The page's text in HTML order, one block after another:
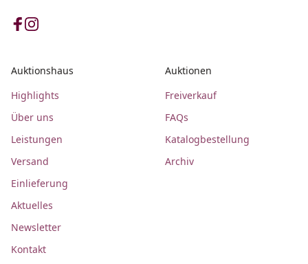
Auktionshaus
Highlights
Über uns
Leistungen
Versand
Einlieferung
Aktuelles
Newsletter
Kontakt
Auktionen
Freiverkauf
FAQs
Katalogbestellung
Archiv